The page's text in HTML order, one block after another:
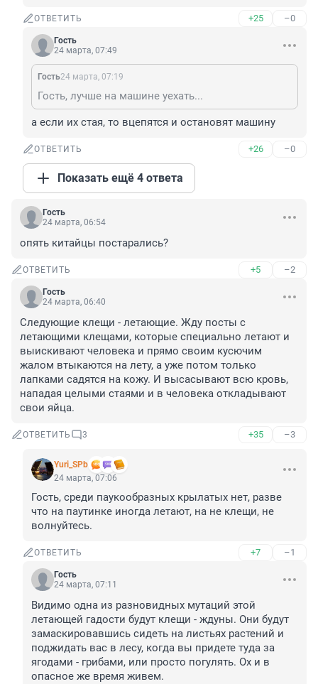
ОТВЕТИТЬ +25 –0
Гость
24 марта, 07:49
Гость24 марта, 07:19
Гость, лучше на машине уехать...
а если их стая, то вцепятся и остановят машину
ОТВЕТИТЬ +26 –0
Показать ещё 4 ответа
Гость
24 марта, 06:54
опять китайцы постарались?
ОТВЕТИТЬ +5 –2
Гость
24 марта, 06:40
Следующие клещи - летающие. Жду посты с
летающими клещами, которые специально летают и
выискивают человека и прямо своим кусючим
жалом втыкаются на лету, а уже потом только
лапками садятся на кожу. И высасывают всю кровь,
нападая целыми стаями и в человека откладывают
свои яйца.
ОТВЕТИТЬ 3 +35 –3
Yuri_SPb
24 марта, 07:06
Гость, среди паукообразных крылатых нет, разве
что на паутинке иногда летают, на не клещи, не
волнуйтесь.
ОТВЕТИТЬ +7 –1
Гость
24 марта, 07:11
Видимо одна из разновидных мутаций этой
летающей гадости будут клещи - ждуны. Они будут
замаскировавшись сидеть на листьях растений и
поджидать вас в лесу, когда вы придете туда за
ягодами - грибами, или просто погулять. Ох и в
опасное же время живем.